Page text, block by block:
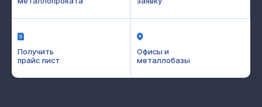
Получить
прайс лист
Офисы и
металлобазы